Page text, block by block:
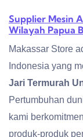
Supplier Mesin
Wilayah Papua
Makassar Store
Indonesia yang
Jari Termurah
Pertumbuhan
kami
produk-produk